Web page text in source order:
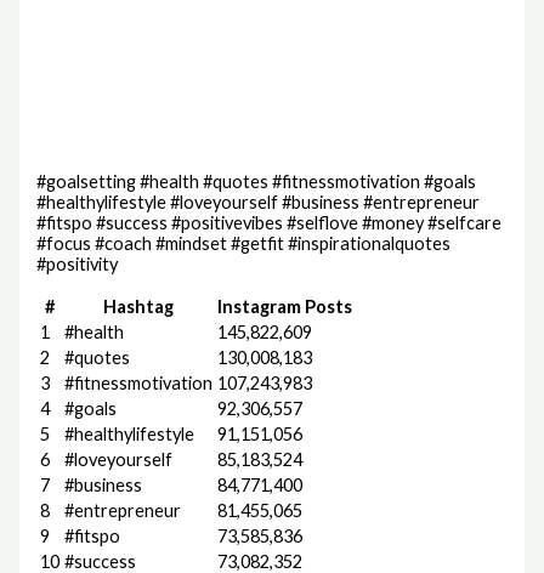
#goalsetting #health #quotes #fitnessmotivation #goals
#healthylifestyle #loveyourself #business #entrepreneur
#fitspo #success #positivevibes #selflove #money #selfcare
#focus #coach #mindset #getfit #inspirationalquotes
#positivity
# Hashtag
Instagram Posts
1
#health
145,822,609
2
#quotes
130,008,183
3
#fitnessmotivation 107,243,983
4
#goals
92,306,557
5
#healthylifestyle
91,151,056
6
#loveyourself
85,183,524
7
#business
84,771,400
8
#entrepreneur
81,455,065
9
#fitspo
73,585,836
10 #success 73,082,352